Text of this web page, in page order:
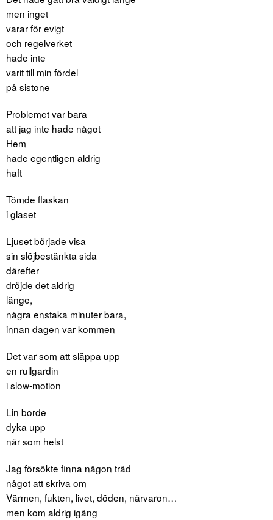
men inget
varar för evigt
och regelverket
hade inte
varit till min fördel
på sistone
Problemet var bara
att jag inte hade något
Hem
hade egentligen aldrig
haft
Tömde flaskan
i glaset
Ljuset började visa
sin slöjbestänkta sida
därefter
dröjde det aldrig
länge,
några enstaka minuter bara,
innan dagen var kommen
Det var som att släppa upp
en rullgardin
i slow-motion
Lin borde
dyka upp
när som helst
Jag försökte finna någon tråd
något att skriva om
Värmen, fukten, livet, döden, närvaron…
men kom aldrig igång